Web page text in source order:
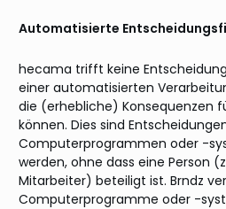
Automatisierte
hecama trifft keine
einer automatisierten
die (erhebliche) Konsequenzen
können. Dies sind
Computerprogrammen oder -
werden, ohne dass eine Person
Mitarbeiter) beteiligt ist. Brndz
Computerprogramme oder -